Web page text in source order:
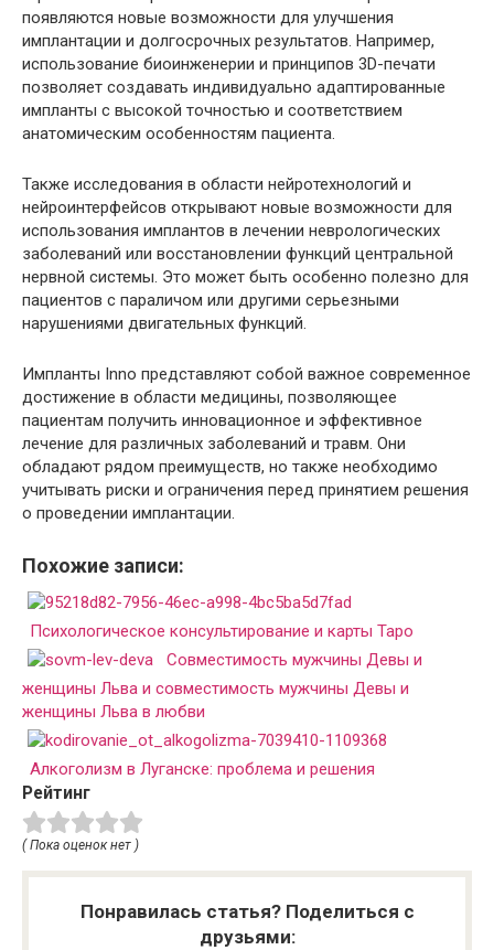
появляются новые возможности для улучшения
имплантации и долгосрочных результатов. Например,
использование биоинженерии и принципов 3D-печати
позволяет создавать индивидуально адаптированные
импланты с высокой точностью и соответствием
анатомическим особенностям пациента.
Также исследования в области нейротехнологий и
нейроинтерфейсов открывают новые возможности для
использования имплантов в лечении неврологических
заболеваний или восстановлении функций центральной
нервной системы. Это может быть особенно полезно для
пациентов с параличом или другими серьезными
нарушениями двигательных функций.
Импланты Inno представляют собой важное современное
достижение в области медицины, позволяющее
пациентам получить инновационное и эффективное
лечение для различных заболеваний и травм. Они
обладают рядом преимуществ, но также необходимо
учитывать риски и ограничения перед принятием решения
о проведении имплантации.
Похожие записи:
Психологическое консультирование и карты Таро
Совместимость мужчины Девы и
женщины Льва и совместимость мужчины Девы и
женщины Льва в любви
Алкоголизм в Луганске: проблема и решения
Рейтинг
( Пока оценок нет )
Понравилась статья? Поделиться с
друзьями: